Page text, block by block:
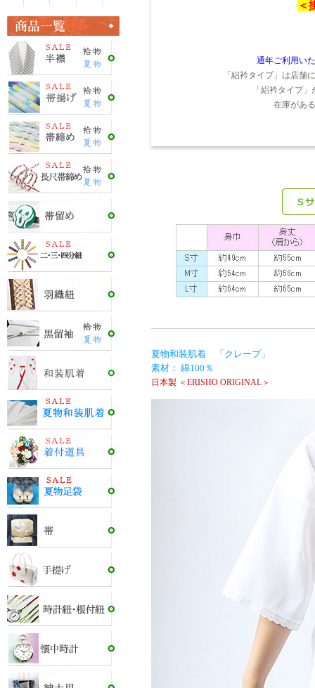
＜
通年ご利用い
「絽衿タイプ」は店舗
「絽衿タイプ
在庫があ
夏物和装肌着 「クレープ」
素材： 綿100％
日本製 ＜ERISHO ORIGINAL＞